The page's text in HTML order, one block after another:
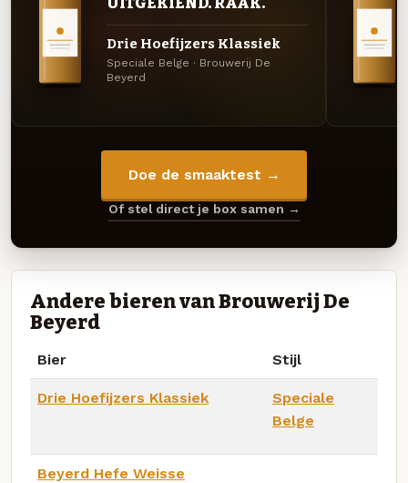
Drie Hoefijzers Klassiek
Speciale Belge · Brouwerij De
Beyerd
Doe de smaaktest →
Of stel direct je box samen →
Andere bieren van Brouwerij De
Beyerd
Bier Stijl
Drie Hoefijzers Klassiek
Speciale
Belge
Beyerd Hefe Weisse